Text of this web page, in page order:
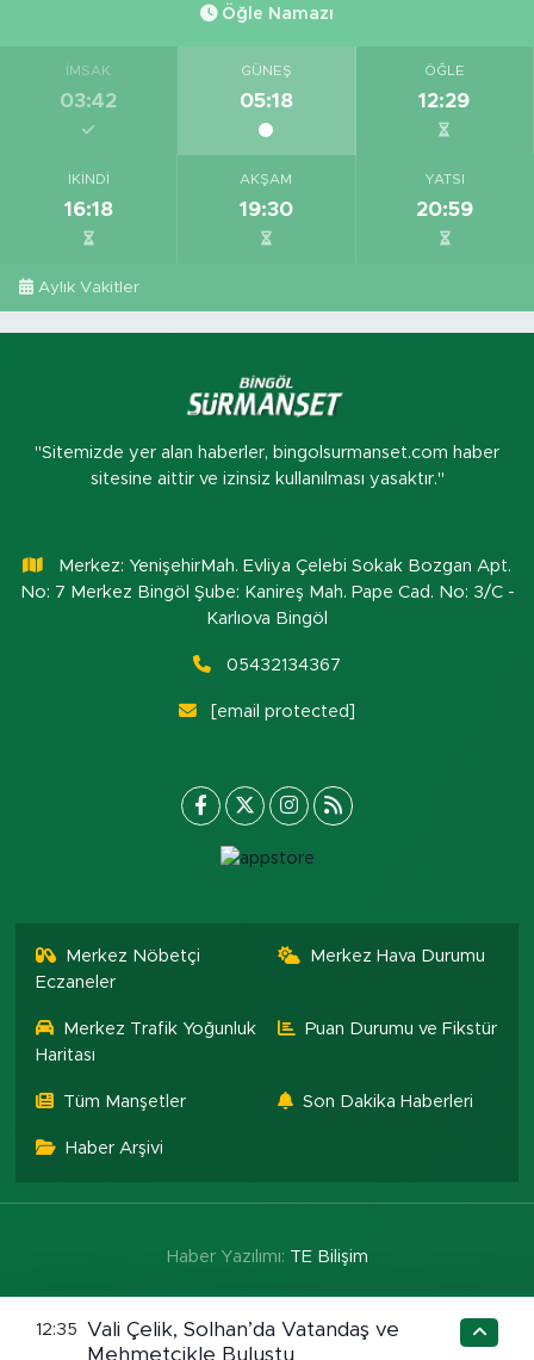
Öğle Namazı
İMSAK
03:42
GÜNEŞ
05:18
ÖĞLE
12:29
İKINDI
16:18
AKŞAM
19:30
YATSI
20:59
Aylık Vakitler
"Sitemizde yer alan haberler, bingolsurmanset.com haber
sitesine aittir ve izinsiz kullanılması yasaktır."
Merkez: YenişehirMah. Evliya Çelebi Sokak Bozgan Apt.
No: 7 Merkez Bingöl Şube: Kanireş Mah. Pape Cad. No: 3/C -
Karlıova Bingöl
05432134367
[email protected]
Merkez Nöbetçi
Eczaneler
Merkez Hava Durumu
Merkez Trafik Yoğunluk
Haritası
Puan Durumu ve Fikstür
Tüm Manşetler Son Dakika Haberleri
Haber Arşivi
Haber Yazılımı: TE Bilişim
12:35
Vali Çelik, Solhan’da Vatandaş ve
Mehmetçikle Buluştu